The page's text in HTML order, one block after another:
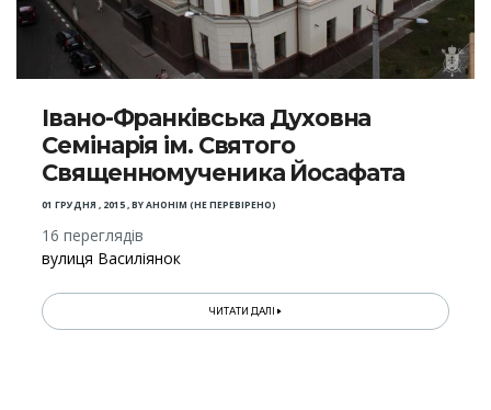
Івано-Франківська Духовна
Семінарія ім. Святого
Священномученика Йосафата
01 ГРУДНЯ , 2015,BYАНОНІМ (НЕ ПЕРЕВІРЕНО)
16 переглядів
вулиця Василіянок
ЧИТАТИ ДАЛІ